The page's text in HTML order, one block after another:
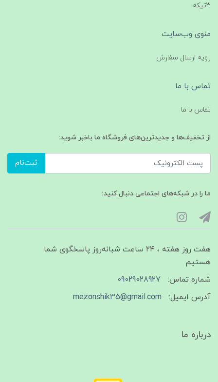
3تیکه
منوی وب‌سایت
رویه ارسال سفارش
تماس با ما
تماس با ما
از تخفیف‌ها و جدیدترین‌های فروشگاه ما باخبر شوید:
ثبت‌نام
ما را در شبکه‌های اجتماعی دنبال کنید:
هفت روز هفته ، ۲۴ ساعت شبانه‌روز پاسخگوی شما
هستیم
شماره تماس:
09029028927
آدرس ایمیل:
mezonshik35@gmail.com
درباره ما